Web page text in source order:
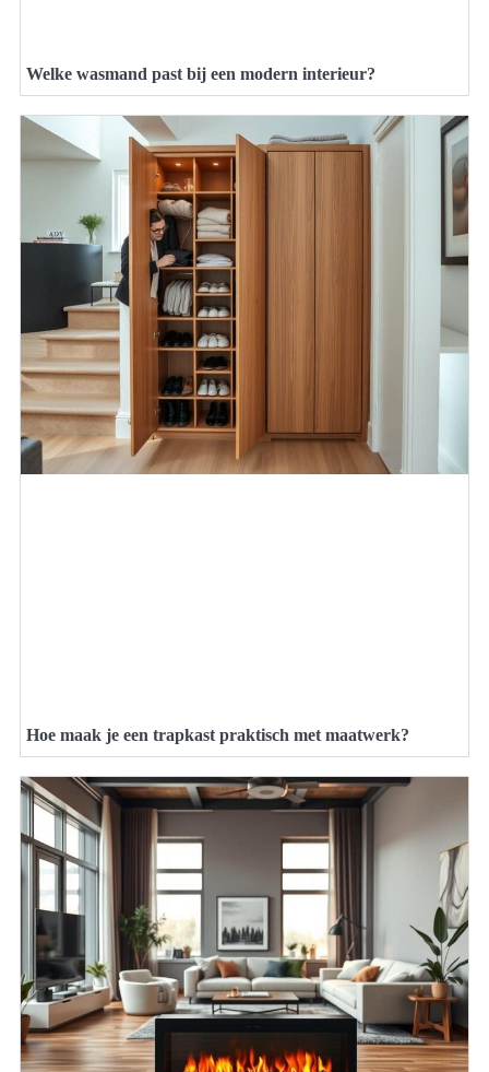
Welke wasmand past bij een modern interieur?
Hoe maak je een trapkast praktisch met maatwerk?